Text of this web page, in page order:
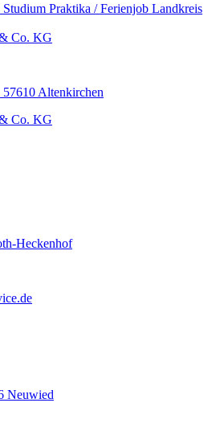
Studium Praktika / Ferienjob Landkreis
Co. KG
Altenkirchen
Co. KG
Heckenhof
Neuwied